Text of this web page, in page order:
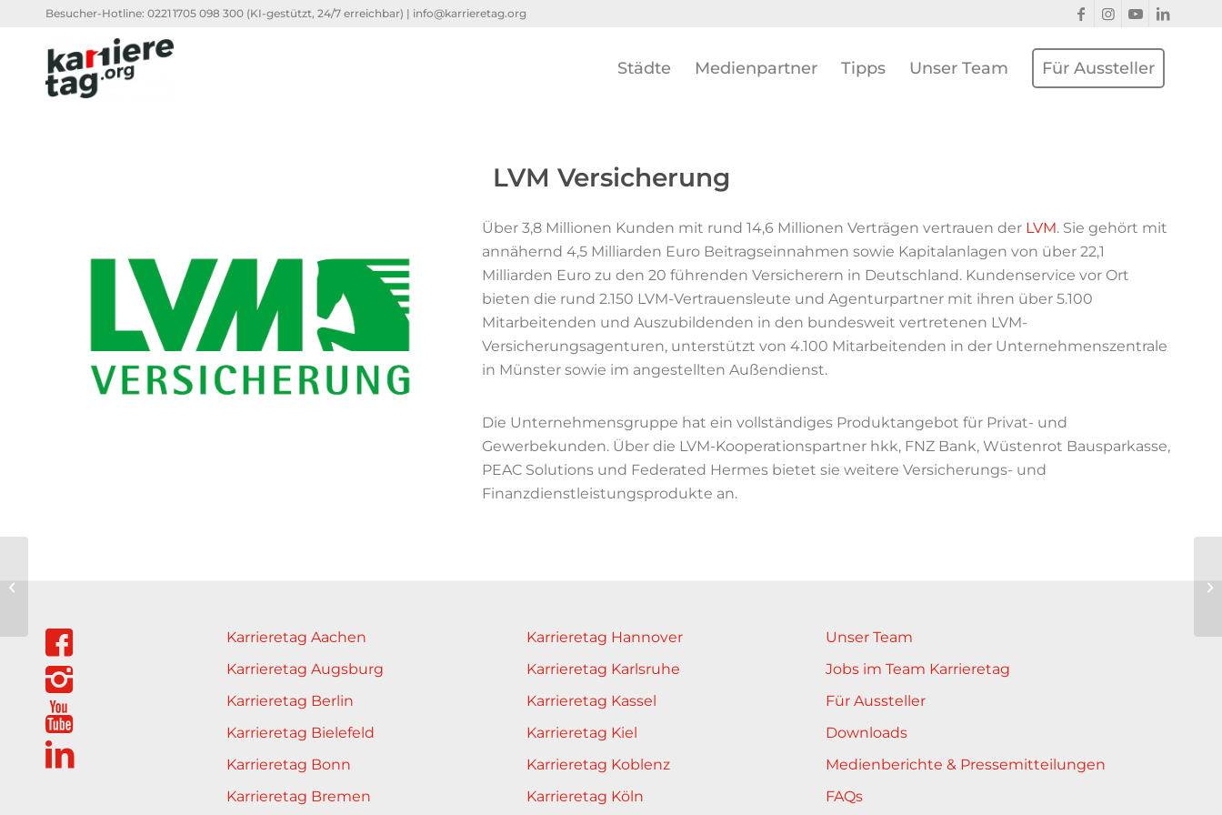
Besucher-Hotline: 0221 1705 098 300 (KI-gestützt, 24/7 erreichbar) | info@karrieretag.org
Städte Medienpartner Tipps Unser Team Für Aussteller
LVM Versicherung
Über 3,8 Millionen Kunden mit rund 14,6 Millionen Verträgen vertrauen der LVM. Sie gehört mit
annähernd 4,5 Milliarden Euro Beitragseinnahmen sowie Kapitalanlagen von über 22,1
Milliarden Euro zu den 20 führenden Versicherern in Deutschland. Kundenservice vor Ort
bieten die rund 2.150 LVM-Vertrauensleute und Agenturpartner mit ihren über 5.100
Mitarbeitenden und Auszubildenden in den bundesweit vertretenen LVM-
Versicherungsagenturen, unterstützt von 4.100 Mitarbeitenden in der Unternehmenszentrale
in Münster sowie im angestellten Außendienst.
Die Unternehmensgruppe hat ein vollständiges Produktangebot für Privat- und
Gewerbekunden. Über die LVM-Kooperationspartner hkk, FNZ Bank, Wüstenrot Bausparkasse,
PEAC Solutions und Federated Hermes bietet sie weitere Versicherungs- und
Finanzdienstleistungsprodukte an.
Karrieretag Aachen
Karrieretag Augsburg
Karrieretag Berlin
Karrieretag Bielefeld
Karrieretag Bonn
Karrieretag Bremen
Karrieretag Hannover
Karrieretag Karlsruhe
Karrieretag Kassel
Karrieretag Kiel
Karrieretag Koblenz
Karrieretag Köln
Unser Team
Jobs im Team Karrieretag
Für Aussteller
Downloads
Medienberichte & Pressemitteilungen
FAQs